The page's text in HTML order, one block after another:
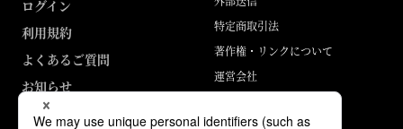
ログイン
利用規約
よくあるご質問
お知らせ
特定商取引法
著作権・リンクについて
運営会社